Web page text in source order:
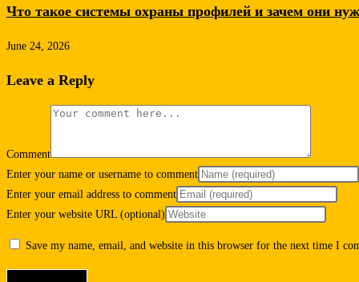
Что такое системы охраны профилей и зачем они
June 24, 2026
Leave a Reply
Comment
Enter your name or username to comment
Enter your email address to comment
Enter your website URL (optional)
Save my name, email, and website in this browser for the next time I